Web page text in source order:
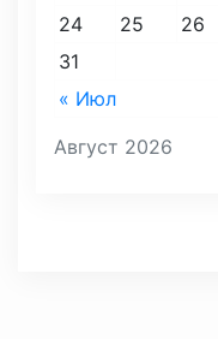
Август 2026
« Июл
24
25 26
31